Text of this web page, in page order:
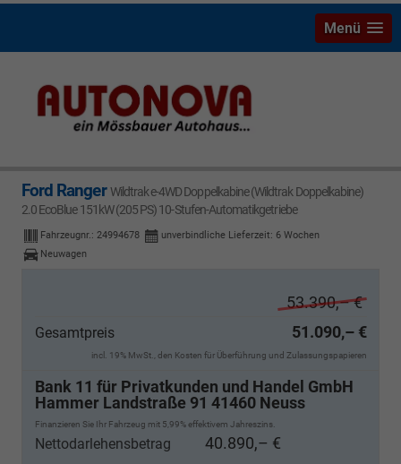
Ford Ranger
Menü
Ford RangerWildtrak e-4WD Doppelkabine (Wildtrak Doppelkabine)
2.0 EcoBlue 151kW (205 PS) 10-Stufen-Automatikgetriebe
Fahrzeugnr.: 24994678 unverbindliche Lieferzeit: 6 Wochen
Neuwagen
53.390,– €
Gesamtpreis 51.090,– €
incl. 19% MwSt., den Kosten für Überführung und Zulassungspapieren
Bank 11 für Privatkunden und Handel GmbH
Hammer Landstraße 91 41460 Neuss
Finanzieren Sie Ihr Fahrzeug mit 5,99% effektivem Jahreszins.
Nettodarlehensbetrag 40.890,– €